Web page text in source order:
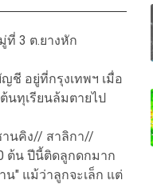
ที่ 3 ต.ยางหัก
ชี อยู่ที่กรุงเทพฯ เมื่อ
นทุเรียนล้มตายไป
นคิง// สาลิกา//
ต้น ปีนี้ติดลูกดกมาก
" แม้ว่าลูกจะเล็ก แต่